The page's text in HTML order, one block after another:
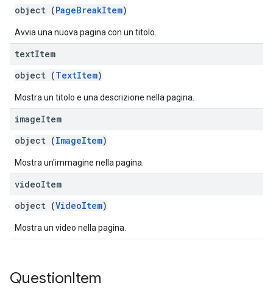
object (PageBreakItem)
Avvia una nuova pagina con un titolo.
textItem
object (TextItem)
Mostra un titolo e una descrizione nella pagina.
imageItem
object (ImageItem)
Mostra un'immagine nella pagina.
videoItem
object (VideoItem)
Mostra un video nella pagina.
QuestionItem